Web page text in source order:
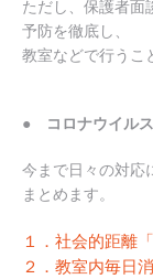
ただし、保護者面
予防を徹底し、
教室などで行うこ
● コロナウイル
今まで日々の対応
まとめます。
１．社会的距離
２．教室内毎日